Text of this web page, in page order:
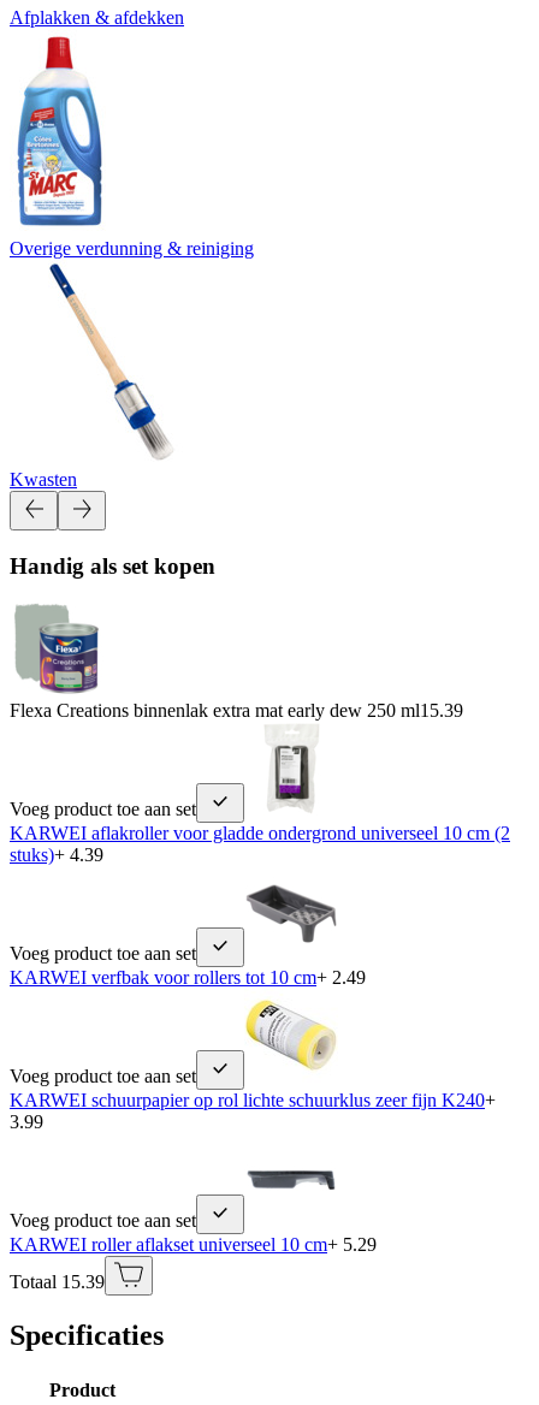
Afplakken & afdekken
Overige verdunning & reiniging
Kwasten
Handig als set kopen
Flexa Creations binnenlak extra mat early dew 250 ml15.39
Voeg product toe aan set
KARWEI aflakroller voor gladde ondergrond universeel 10 cm (2
stuks)+ 4.39
Voeg product toe aan set
KARWEI verfbak voor rollers tot 10 cm+ 2.49
Voeg product toe aan set
KARWEI schuurpapier op rol lichte schuurklus zeer fijn K240+
3.99
Voeg product toe aan set
KARWEI roller aflakset universeel 10 cm+ 5.29
Totaal 15.39
Specificaties
Product